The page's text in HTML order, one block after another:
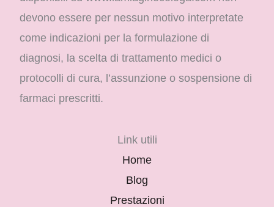
devono essere per nessun motivo interpretate
come indicazioni per la formulazione di
diagnosi, la scelta di trattamento medici o
protocolli di cura, l’assunzione o sospensione di
farmaci prescritti.
Link utili
Home
Blog
Prestazioni